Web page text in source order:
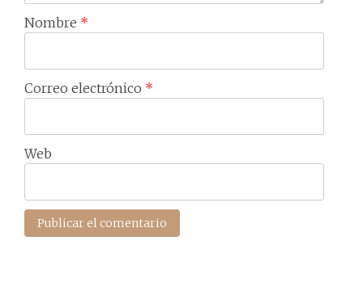
Nombre *
Correo electrónico *
Web